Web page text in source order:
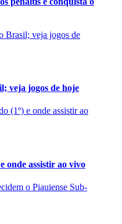
veja jogos de hoje
onde assistir ao vivo